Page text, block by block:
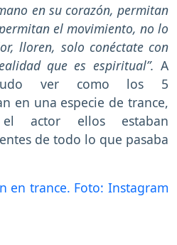
en su corazón, permitan
el movimiento, no lo
lloren, solo conéctate con
que es espiritual”. A
ver como los 5
en una especie de trance,
actor ellos estaban
de todo lo que pasaba